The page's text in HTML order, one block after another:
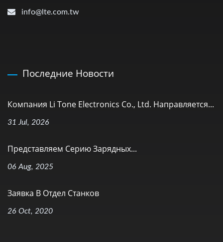
info@lte.com.tw
Последние Новости
Компания Li Tone Electronics Co., Ltd. Направляется...
31 Jul, 2026
Представляем Серию Зарядных...
06 Aug, 2025
Заявка В Отдел Станков
26 Oct, 2020